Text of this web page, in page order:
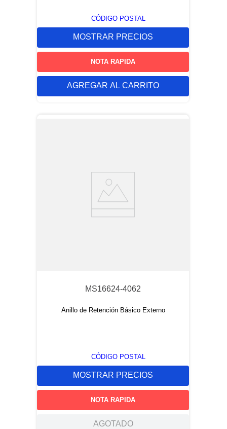
CÓDIGO POSTAL
MOSTRAR PRECIOS
NOTA RAPIDA
AGREGAR AL CARRITO
MS16624-4062
Anillo de Retención Básico Externo
CÓDIGO POSTAL
MOSTRAR PRECIOS
NOTA RAPIDA
AGOTADO